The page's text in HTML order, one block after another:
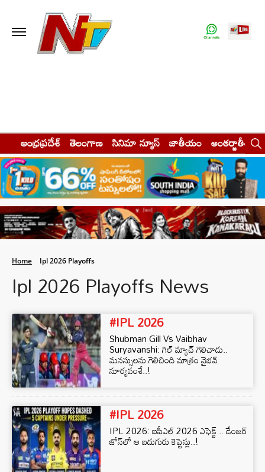
ఆంధ్రప్రదేశ్ తెలంగాణ సినిమా న్యూస్ జాతీయం అంతర్జాతీయం
Home Ipl 2026 Playoffs
Ipl 2026 Playoffs News
#IPL 2026
Shubman Gill Vs Vaibhav
Suryavanshi: గిల్ మ్యాచ్‌ గెలిచాడు..
మనస్సులను గెలిచింది మాత్రం వైభవ్
సూర్యవంశే..!
#IPL 2026
IPL 2026: ఐపీఎల్ 2026 ఎఫెక్ట్ .. డేంజర్‌
జోన్‌లో ఆ ఐదుగురు కెప్టెన్లు..!